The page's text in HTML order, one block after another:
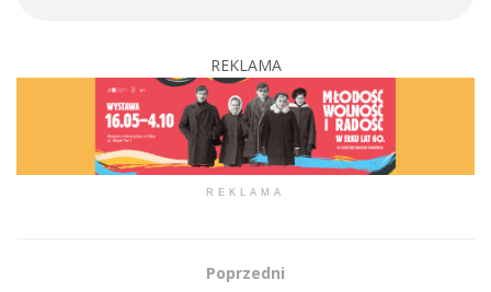
REKLAMA
REKLAMA
Poprzedni